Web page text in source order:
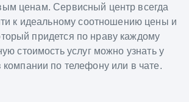
ценам. Сервисный центр всегда
к идеальному соотношению цены и
придется по нраву каждому
стоимость услуг можно узнать у
по телефону или в чате.